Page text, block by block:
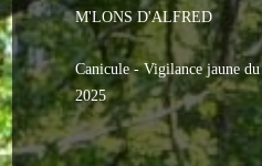
Les commissions
Les comptes rendus
Le personnel communal
M'LONS D'ALFRED
Canicule - Vigilance jaune
2025